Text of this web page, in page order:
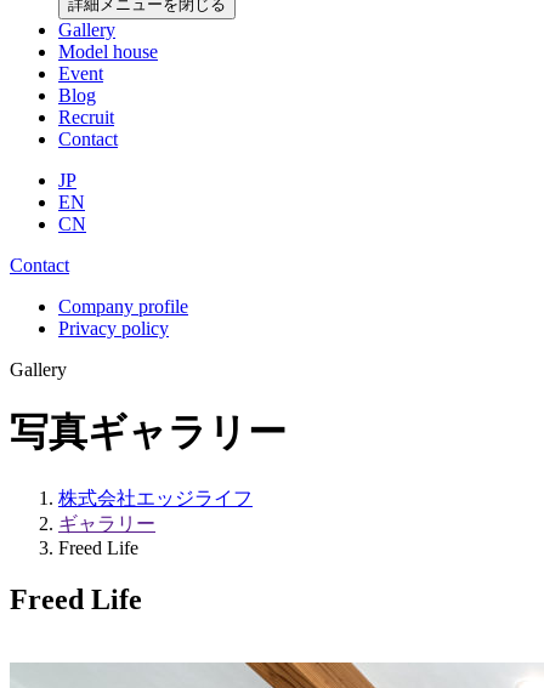
詳細メニューを閉じる
Gallery
Model house
Event
Blog
Recruit
Contact
JP
EN
CN
Contact
Company profile
Privacy policy
Gallery
写真ギャラリー
株式会社エッジライフ
ギャラリー
Freed Life
Freed Life